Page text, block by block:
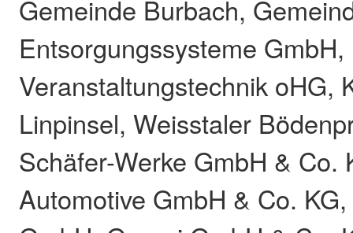
Gemeinde Burbach,
Entsorgungssysteme
Veranstaltungstechnik oHG,
Linpinsel, Weisstaler
Schäfer-Werke GmbH & Co.
Automotive GmbH & Co.